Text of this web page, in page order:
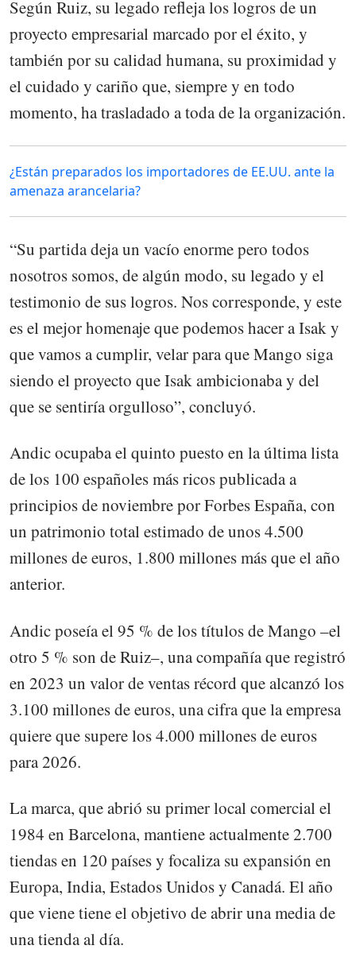
Según Ruiz, su legado refleja los logros de un
proyecto empresarial marcado por el éxito, y
también por su calidad humana, su proximidad y
el cuidado y cariño que, siempre y en todo
momento, ha trasladado a toda de la organización.
¿Están preparados los importadores de EE.UU. ante la
amenaza arancelaria?
“Su partida deja un vacío enorme pero todos
nosotros somos, de algún modo, su legado y el
testimonio de sus logros. Nos corresponde, y este
es el mejor homenaje que podemos hacer a Isak y
que vamos a cumplir, velar para que Mango siga
siendo el proyecto que Isak ambicionaba y del
que se sentiría orgulloso”, concluyó.
Andic ocupaba el quinto puesto en la última lista
de los 100 españoles más ricos publicada a
principios de noviembre por Forbes España, con
un patrimonio total estimado de unos 4.500
millones de euros, 1.800 millones más que el año
anterior.
Andic poseía el 95 % de los títulos de Mango –el
otro 5 % son de Ruiz–, una compañía que registró
en 2023 un valor de ventas récord que alcanzó los
3.100 millones de euros, una cifra que la empresa
quiere que supere los 4.000 millones de euros
para 2026.
La marca, que abrió su primer local comercial el
1984 en Barcelona, mantiene actualmente 2.700
tiendas en 120 países y focaliza su expansión en
Europa, India, Estados Unidos y Canadá. El año
que viene tiene el objetivo de abrir una media de
una tienda al día.